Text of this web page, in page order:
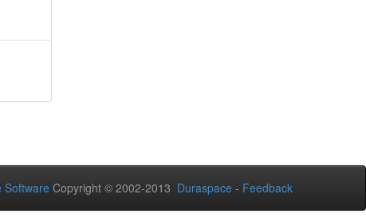
Software Copyright © 2002-2013 Duraspace - Feedback